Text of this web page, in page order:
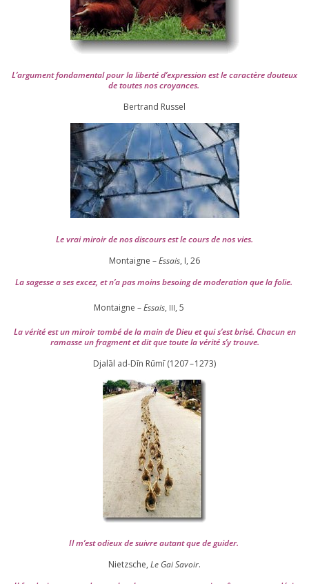
L’argument fon­da­men­tal pour la liber­té d’expression est le carac­tère dou­teux
de toutes nos croyances.
Ber­trand Russel
Le vrai miroir de nos dis­cours est le cours de nos vies.
Montaigne –Essais, I, 26
La sagesse a ses excez, et n’a pas moins besoing de mode­ra­tion que la folie.
Montaigne –Essais, III, 5
La véri­té est un miroir tom­bé de la main de Dieu et qui s’est bri­sé. Chacun en
ramasse un frag­ment et dit que toute la véri­té s’y trouve.
Djalāl ad-Dīn Rūmī (1207–1273)
Il m’est odieux de suivre autant que de gui­der.
Nietzsche, Le Gai Savoir.